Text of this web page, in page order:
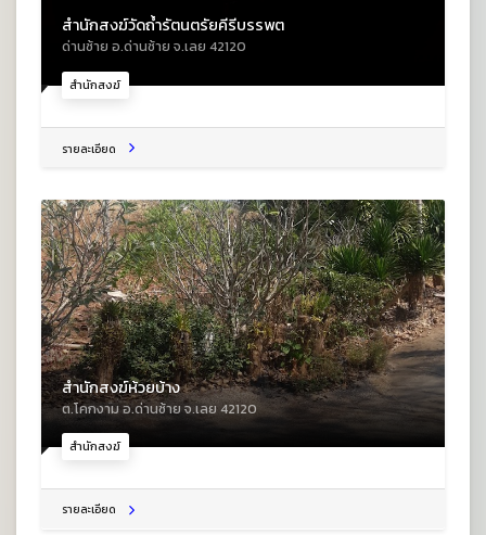
สำนักสงฆ์
สำนักสงฆ์วัดถ้ำรัตนตรัยคีรีบรรพต
ด่านซ้าย อ.ด่านซ้าย จ.เลย 42120
รายละเอียด
สำนักสงฆ์
สำนักสงฆ์ห้วยบ้าง
ต.โคกงาม อ.ด่านซ้าย จ.เลย 42120
รายละเอียด